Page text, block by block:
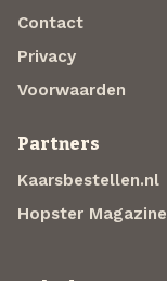
Contact
Privacy
Voorwaarden
Partners
Kaarsbestellen.nl
Hopster Magazine